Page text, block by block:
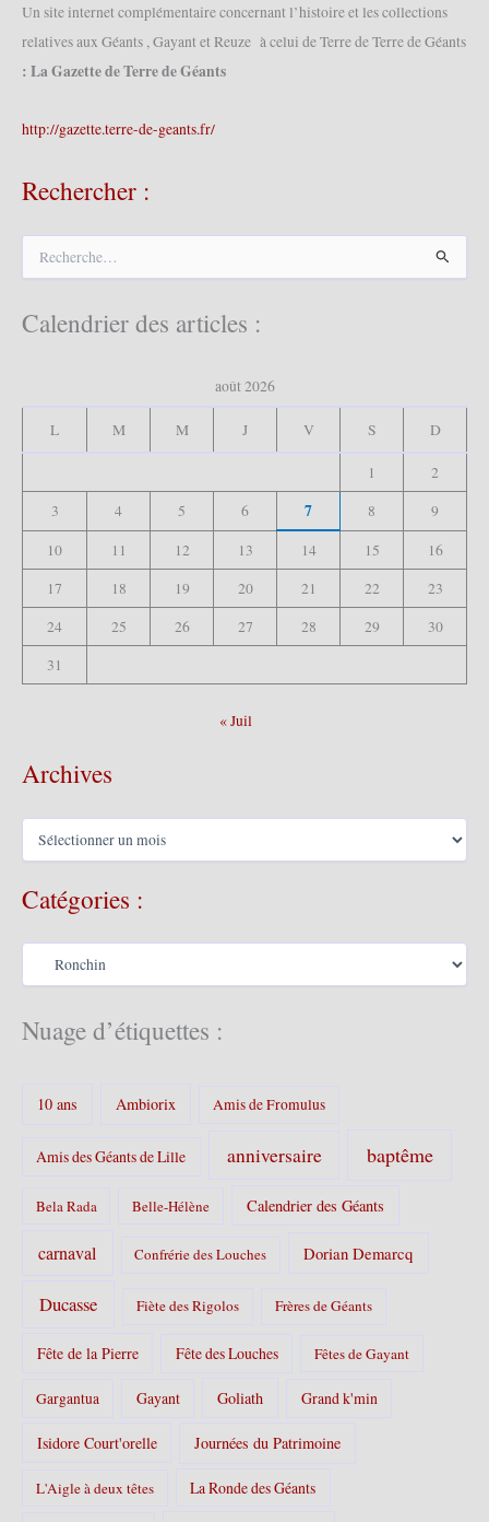
Un site internet complémentaire concernant l’histoire et les collections
relatives aux Géants , Gayant et Reuze à celui de Terre de Terre de Géants
: La Gazette de Terre de Géants
http://gazette.terre-de-geants.fr/
Rechercher :
e
Calendrier des articles :
août 2026
L M M J V S D
1
2
3
4 5 6 7 8
9
10
11 12 13 14 15
16
17
18 19 20 21 22
23
24
25 26 27 28 29
30
31
« Juil
Archives
A
h
s
Catégories :
C
é
g
Nuage d’étiquettes :
10 ans Ambiorix Amis de Fromulus
Amis des Géants de Lille anniversaire baptême
Bela Rada Belle-Hélène Calendrier des Géants
carnaval Confrérie des Louches Dorian Demarcq
Ducasse Fiète des Rigolos Frères de Géants
Fête de la Pierre Fête des Louches Fêtes de Gayant
Gargantua Gayant Goliath Grand k'min
Isidore Court'orelle Journées du Patrimoine
L'Aigle à deux têtes La Ronde des Géants